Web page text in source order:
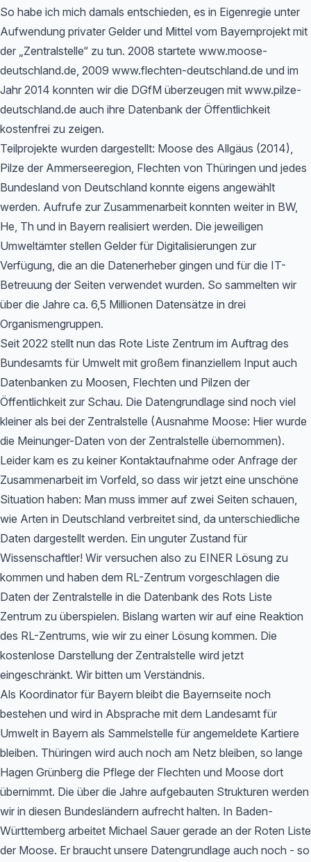
So habe ich mich damals entschieden, es in Eigenregie unter
Aufwendung privater Gelder und Mittel vom Bayernprojekt mit
der „Zentralstelle“ zu tun. 2008 startete www.moose-
deutschland.de, 2009 www.flechten-deutschland.de und im
Jahr 2014 konnten wir die DGfM überzeugen mit www.pilze-
deutschland.de auch ihre Datenbank der Öffentlichkeit
kostenfrei zu zeigen.
Teilprojekte wurden dargestellt: Moose des Allgäus (2014),
Pilze der Ammerseeregion, Flechten von Thüringen und jedes
Bundesland von Deutschland konnte eigens angewählt
werden. Aufrufe zur Zusammenarbeit konnten weiter in BW,
He, Th und in Bayern realisiert werden. Die jeweiligen
Umweltämter stellen Gelder für Digitalisierungen zur
Verfügung, die an die Datenerheber gingen und für die IT-
Betreuung der Seiten verwendet wurden. So sammelten wir
über die Jahre ca. 6,5 Millionen Datensätze in drei
Organismengruppen.
Seit 2022 stellt nun das Rote Liste Zentrum im Auftrag des
Bundesamts für Umwelt mit großem finanziellem Input auch
Datenbanken zu Moosen, Flechten und Pilzen der
Öffentlichkeit zur Schau. Die Datengrundlage sind noch viel
kleiner als bei der Zentralstelle (Ausnahme Moose: Hier wurde
die Meinunger-Daten von der Zentralstelle übernommen).
Leider kam es zu keiner Kontaktaufnahme oder Anfrage der
Zusammenarbeit im Vorfeld, so dass wir jetzt eine unschöne
Situation haben: Man muss immer auf zwei Seiten schauen,
wie Arten in Deutschland verbreitet sind, da unterschiedliche
Daten dargestellt werden. Ein unguter Zustand für
Wissenschaftler! Wir versuchen also zu EINER Lösung zu
kommen und haben dem RL-Zentrum vorgeschlagen die
Daten der Zentralstelle in die Datenbank des Rots Liste
Zentrum zu überspielen. Bislang warten wir auf eine Reaktion
des RL-Zentrums, wie wir zu einer Lösung kommen. Die
kostenlose Darstellung der Zentralstelle wird jetzt
eingeschränkt. Wir bitten um Verständnis.
Als Koordinator für Bayern bleibt die Bayernseite noch
bestehen und wird in Absprache mit dem Landesamt für
Umwelt in Bayern als Sammelstelle für angemeldete Kartiere
bleiben. Thüringen wird auch noch am Netz bleiben, so lange
Hagen Grünberg die Pflege der Flechten und Moose dort
übernimmt. Die über die Jahre aufgebauten Strukturen werden
wir in diesen Bundesländern aufrecht halten. In Baden-
Württemberg arbeitet Michael Sauer gerade an der Roten Liste
der Moose. Er braucht unsere Datengrundlage auch noch - so